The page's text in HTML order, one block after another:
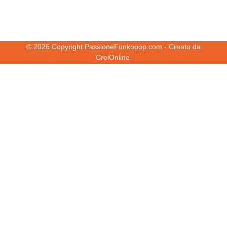
© 2026 Copyright PassioneFunkopop.com - Creato da
CreiOnline.